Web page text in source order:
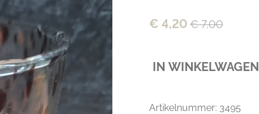
€ 4,20 € 7,00
IN WINKELWAGEN
Artikelnummer: 3495